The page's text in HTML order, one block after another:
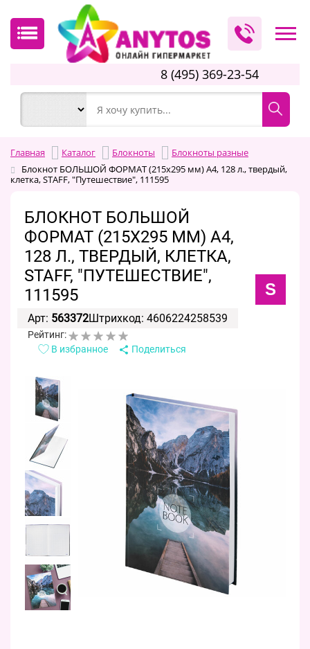
8 (495) 369-23-54
Главная Каталог Блокноты
Блокноты разные
Блокнот БОЛЬШОЙ ФОРМАТ (215х295 мм) А4, 128 л., твердый,
клетка, STAFF, "Путешествие", 111595
БЛОКНОТ БОЛЬШОЙ
ФОРМАТ (215Х295 ММ) А4,
128 Л., ТВЕРДЫЙ, КЛЕТКА,
STAFF, "ПУТЕШЕСТВИЕ",
111595
S
Арт: 563372Штрихкод: 4606224258539
Рейтинг:
В избранное
Поделиться